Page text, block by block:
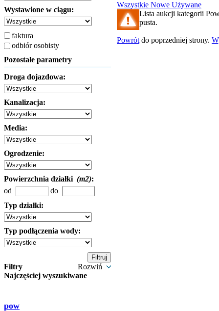
Wystawione w ciągu:
faktura
odbiór osobisty
Pozostałe parametry
Droga dojazdowa:
Kanalizacja:
Media:
Ogrodzenie:
Powierzchnia działki (m2):
od
do
Typ działki:
Typ podłączenia wody:
Filtry
Rozwiń
Najczęściej wyszukiwane
pow
Wszystkie Nowe Używane
Lista aukcji kategorii
pusta.
Powrót do poprzedniej strony.